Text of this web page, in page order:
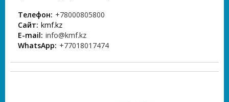
Телефон: +78000805800
Сайт: kmf.kz
E-mail: info@kmf.kz
WhatsApp: +77018017474